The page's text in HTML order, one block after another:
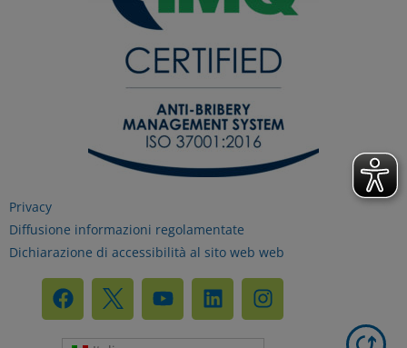
Privacy
Diffusione informazioni regolamentate
Dichiarazione di accessibilità al sito web web
default e la continuazione della navigazione
in assenza di cookie o altri strumenti di
tracciamento diversi da quelli tecnici.
Per maggiori informazioni consulta la
Informativa sui dati personali e cookie
RIFIUTA TUTTI
GESTISCI I TUOI COOKIES